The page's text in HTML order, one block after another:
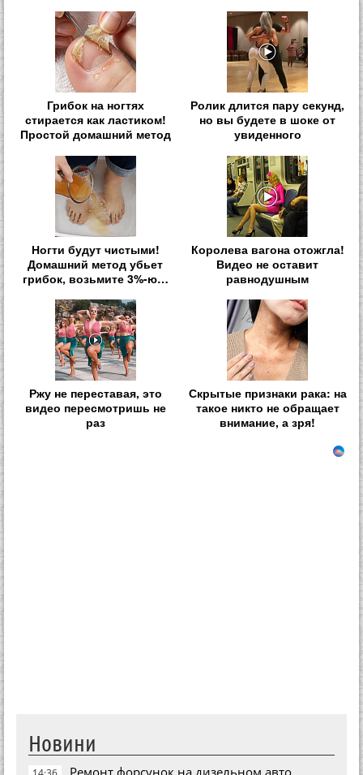
Грибок на ногтях
стирается как ластиком!
Простой домашний метод
Ролик длится пару секунд,
но вы будете в шоке от
увиденного
Ногти будут чистыми!
Домашний метод убьет
грибок, возьмите 3%-ю…
Королева вагона отожгла!
Видео не оставит
равнодушным
Ржу не переставая, это
видео пересмотришь не
раз
Скрытые признаки рака: на
такое никто не обращает
внимание, а зря!
Новини